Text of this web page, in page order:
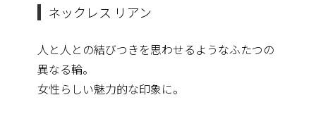
ネックレス リアン
人と人との結びつきを思わせるようなふたつの
異なる輪。
女性らしい魅力的な印象に。